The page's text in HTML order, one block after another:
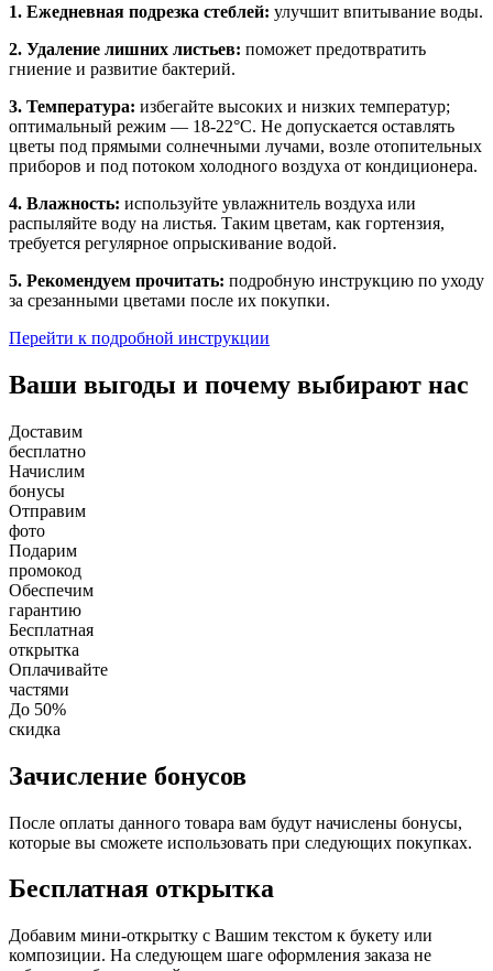
1. Ежедневная подрезка стеблей: улучшит впитывание воды.
2. Удаление лишних листьев: поможет предотвратить
гниение и развитие бактерий.
3. Температура: избегайте высоких и низких температур;
оптимальный режим — 18-22°C. Не допускается оставлять
цветы под прямыми солнечными лучами, возле отопительных
приборов и под потоком холодного воздуха от кондиционера.
4. Влажность: используйте увлажнитель воздуха или
распыляйте воду на листья. Таким цветам, как гортензия,
требуется регулярное опрыскивание водой.
5. Рекомендуем прочитать: подробную инструкцию по уходу
за срезанными цветами после их покупки.
Перейти к подробной инструкции
Ваши выгоды и почему выбирают нас
Доставим
бесплатно
Начислим
бонусы
Отправим
фото
Подарим
промокод
Обеспечим
гарантию
Бесплатная
открытка
Оплачивайте
частями
До 50%
скидка
Зачисление бонусов
После оплаты данного товара вам будут начислены бонусы,
которые вы сможете использовать при следующих покупках.
Бесплатная открытка
Добавим мини-открытку с Вашим текстом к букету или
композиции. На следующем шаге оформления заказа не